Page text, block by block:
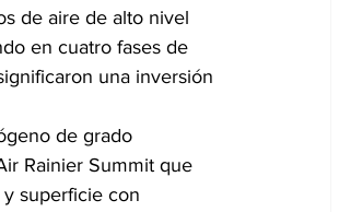
de aire de alto nivel
en cuatro fases de
una inversión
de grado
Rainier Summit que
superficie con